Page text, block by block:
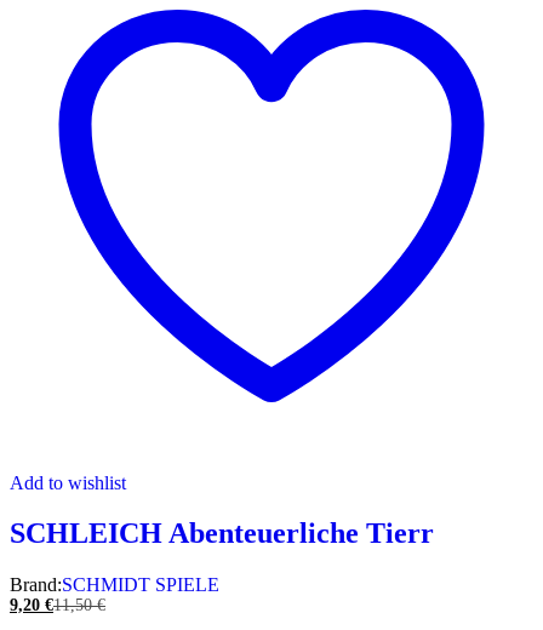
Add to wishlist
SCHLEICH Abenteuerliche Tierr
Brand:SCHMIDT SPIELE
9,20 €11,50€